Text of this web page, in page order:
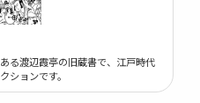
る渡辺霞亭の旧蔵書で、江戸時代
ションです。